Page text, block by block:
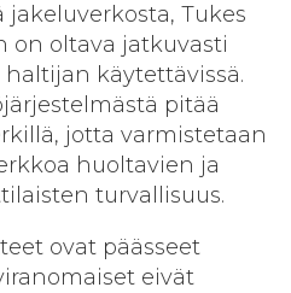
Tukes
on oltava jatkuvasti
käytettävissä.
pitää
jotta varmistetaan
huoltavien ja
turvallisuus.
ovat päässeet
eivät